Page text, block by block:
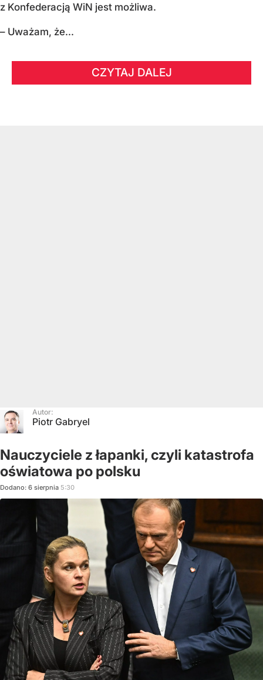
z Konfederacją WiN jest możliwa.
– Uważam, że...
CZYTAJ DALEJ
Autor:
Piotr Gabryel
Nauczyciele z łapanki, czyli katastrofa
oświatowa po polsku
Dodano: 6 sierpnia 5:30